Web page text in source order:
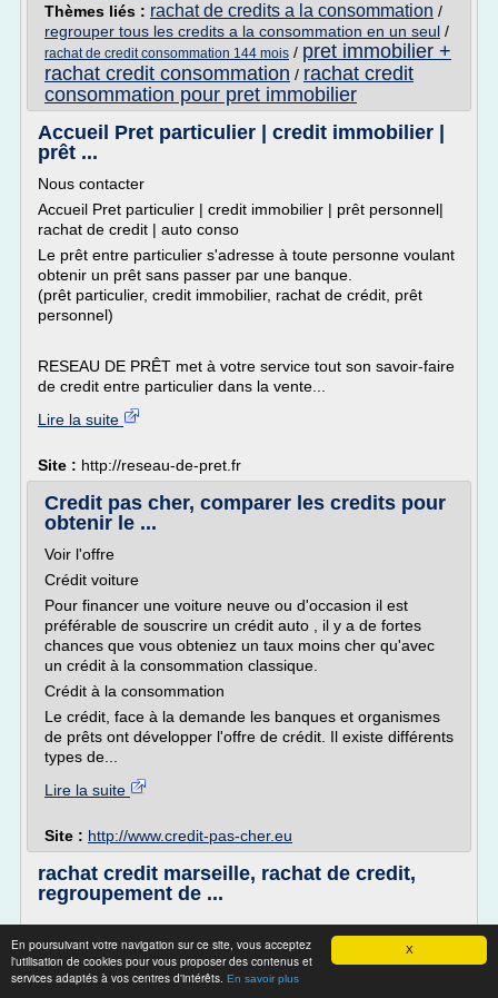
X
En poursuivant votre navigation sur ce site, vous acceptez
l'utilisation de cookies pour vous proposer des contenus et
services adaptés à vos centres d'intérêts. En savoir plus
Thèmes liés : rachat de credits a la consommation /
regrouper tous les credits a la consommation en un seul /
rachat de credit consommation 144 mois / pret immobilier +
rachat credit consommation / rachat credit
consommation pour pret immobilier
Accueil Pret particulier | credit immobilier |
prêt ...
Nous contacter
Accueil Pret particulier | credit immobilier | prêt personnel|
rachat de credit | auto conso
Le prêt entre particulier s'adresse à toute personne voulant
obtenir un prêt sans passer par une banque.
(prêt particulier, credit immobilier, rachat de crédit, prêt
personnel)
RESEAU DE PRÊT met à votre service tout son savoir-faire
de credit entre particulier dans la vente...
Lire la suite
Site : http://reseau-de-pret.fr
Credit pas cher, comparer les credits pour
obtenir le ...
Voir l'offre
Crédit voiture
Pour financer une voiture neuve ou d'occasion il est
préférable de souscrire un crédit auto , il y a de fortes
chances que vous obteniez un taux moins cher qu'avec
un crédit à la consommation classique.
Crédit à la consommation
Le crédit, face à la demande les banques et organismes
de prêts ont développer l'offre de crédit. Il existe différents
types de...
Lire la suite
Site : http://www.credit-pas-cher.eu
rachat credit marseille, rachat de credit,
regroupement de ...
Refinancement hypothécaire :
Il s'agit de reunir l'ensemble de vos crédits en cours (prêt